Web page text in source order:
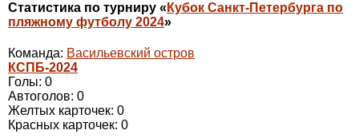
Статистика по турниру « Кубок Санкт-Петербурга по
пляжному футболу 2024»
Команда: Васильевский остров
КСПБ-2024
Голы: 0
Автоголов: 0
Желтых карточек: 0
Красных карточек: 0